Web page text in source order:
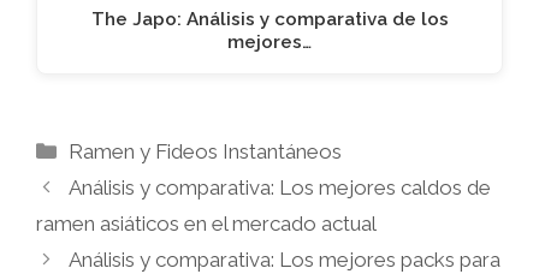
The Japo: Análisis y comparativa de los
mejores…
Categorías
Ramen y Fideos Instantáneos
Análisis y comparativa: Los mejores caldos de
ramen asiáticos en el mercado actual
Análisis y comparativa: Los mejores packs para